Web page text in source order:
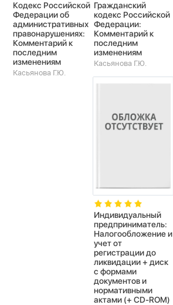
Кодекс Российской
Федерации об
административных
правонарушениях:
Комментарий к
последним
изменениям
Касьянова Г.Ю.
Гражданский
кодекс Российской
Федерации:
Комментарий к
последним
изменениям
Касьянова Г.Ю.
Индивидуальный
предприниматель:
Налогообложение и
учет от
регистрации до
ликвидации + диск
с формами
документов и
нормативными
актами (+ CD-ROM)